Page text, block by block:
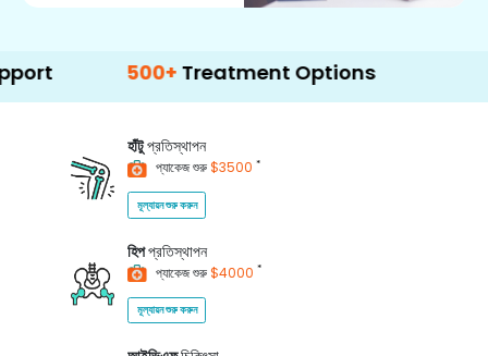
500+ Treatment Options
হাঁটুপ্রতিস্থাপন
প্যাকেজ শুরু$3500 *
মূল্যায়ন শুরু করুন
হিপপ্রতিস্থাপন
প্যাকেজ শুরু$4000 *
মূল্যায়ন শুরু করুন